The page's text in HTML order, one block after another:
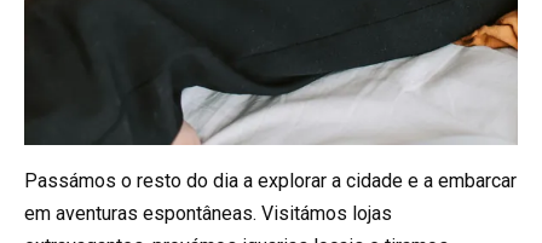
Passámos o resto do dia a explorar a cidade e a embarcar
em aventuras espontâneas. Visitámos lojas